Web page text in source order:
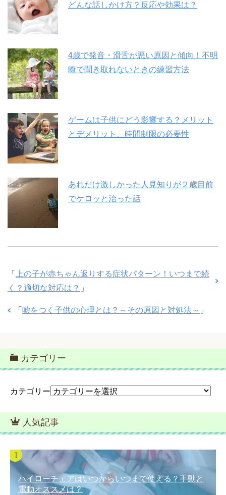
どんな話しかけ方？反応や効果は？
4歳で発音・滑舌が悪い原因と傾向！不明
瞭で聞き取れないときの練習方法
ゲームは子供にどう影響する？メリット
とデメリット、時間制限の必要性
あれだけ激しかった人見知りが２歳目前
でケロッと治った話
「 上の子が赤ちゃん返りする症状パターン！いつまで続
く？適切な対応は？ 」
「 嘘をつく子供の心理とは？～その原因と対処法～ 」
カテゴリー
カテゴリー
人気記事
ハイローチェアはいつからいつまで使える？手動と
電動オススメは？